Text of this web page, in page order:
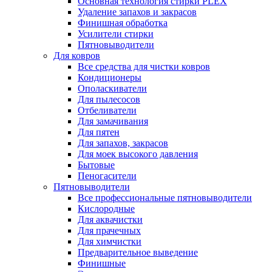
Удаление запахов и закрасов
Финишная обработка
Усилители стирки
Пятновыводители
Для ковров
Все средства для чистки ковров
Кондиционеры
Ополаскиватели
Для пылесосов
Отбеливатели
Для замачивания
Для пятен
Для запахов, закрасов
Для моек высокого давления
Бытовые
Пеногасители
Пятновыводители
Все профессиональные пятновыводители
Кислородные
Для аквачистки
Для прачечных
Для химчистки
Предварительное выведение
Финишные